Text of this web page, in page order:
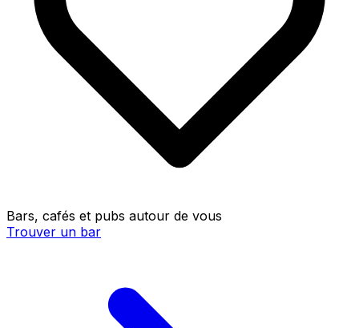
Bars, cafés et pubs autour de vous
Trouver un bar